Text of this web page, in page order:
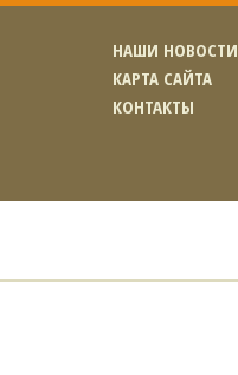
НАШИ НОВОСТИ
КАРТА САЙТА
КОНТАКТЫ